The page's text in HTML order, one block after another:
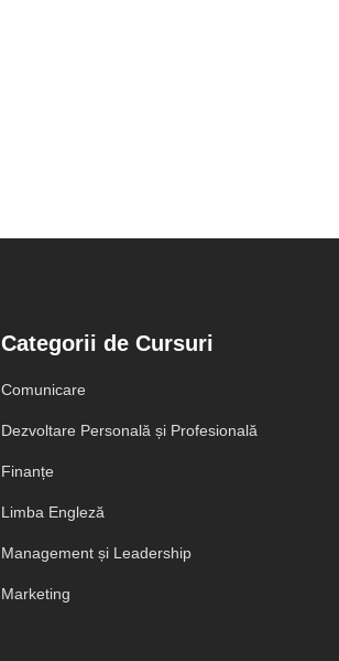
Categorii de Cursuri
Comunicare
Dezvoltare Personală și Profesională
Finanțe
Limba Engleză
Management și Leadership
Marketing